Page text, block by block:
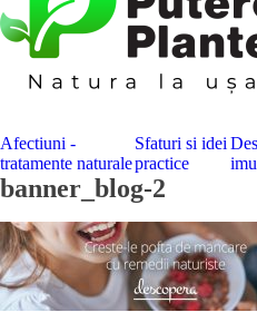
Afectiuni -
tratamente naturale
Sfaturi si idei
practice
banner_blog-2